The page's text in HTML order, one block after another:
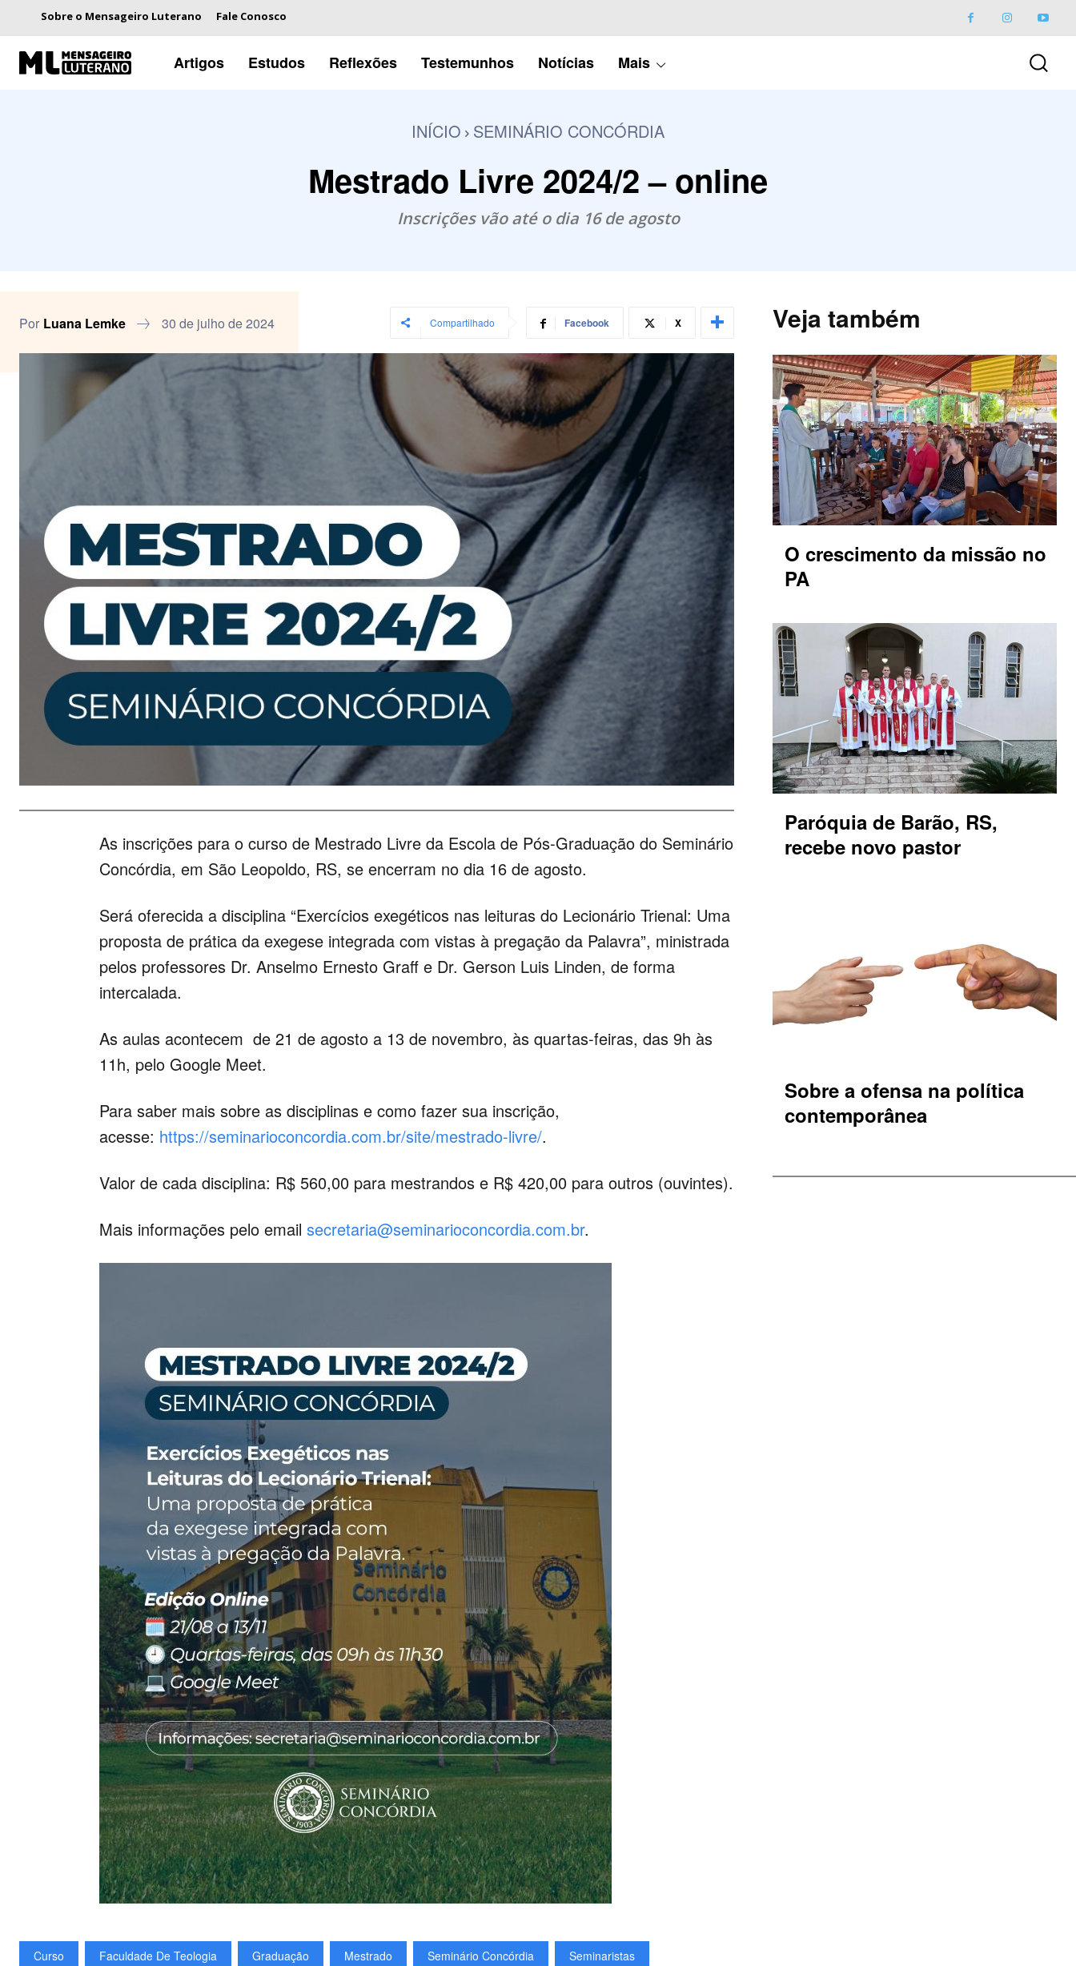
Sobre o Mensageiro Luterano Fale Conosco
Artigos Estudos Reflexões Testemunhos Notícias Mais
INÍCIO SEMINÁRIO CONCÓRDIA
Mestrado Livre 2024/2 – online
Inscrições vão até o dia 16 de agosto
Por Luana Lemke 30 de julho de 2024 Compartilhado Facebook X
As inscrições para o curso de Mestrado Livre da Escola de Pós-Graduação do Seminário
Concórdia, em São Leopoldo, RS, se encerram no dia 16 de agosto.
Será oferecida a disciplina “Exercícios exegéticos nas leituras do Lecionário Trienal: Uma
proposta de prática da exegese integrada com vistas à pregação da Palavra”, ministrada
pelos professores Dr. Anselmo Ernesto Graff e Dr. Gerson Luis Linden, de forma
intercalada.
As aulas acontecem de 21 de agosto a 13 de novembro, às quartas-feiras, das 9h às
11h, pelo Google Meet.
Para saber mais sobre as disciplinas e como fazer sua inscrição,
acesse: https://seminarioconcordia.com.br/site/mestrado-livre/.
Valor de cada disciplina: R$ 560,00 para mestrandos e R$ 420,00 para outros (ouvintes).
Mais informações pelo email secretaria@seminarioconcordia.com.br.
Curso Faculdade De Teologia Graduação Mestrado Seminário Concórdia Seminaristas
Veja também
O crescimento da missão no
PA
Paróquia de Barão, RS,
recebe novo pastor
Sobre a ofensa na política
contemporânea